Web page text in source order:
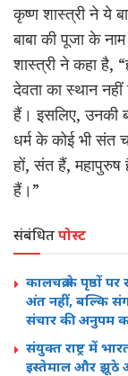
कृष्ण शास्त्री ने ये
बाबा की पूजा के
शास्त्री ने कहा है,
देवता का स्थान नहीं
हैं। इसलिए, उनकी
धर्म के कोई भी संत
हों, संत हैं,
हैं।”
संबंधितपोस्ट
कालचक्र के पृष्ठों
अंत नहीं, बल्कि
संचार की अनुपम
संयुक्त राष्ट्र में
इस्तेमाल और झूठे